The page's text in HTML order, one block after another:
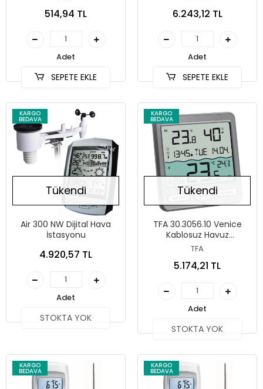
514,94 TL
Adet
SEPETE EKLE
6.243,12 TL
Adet
SEPETE EKLE
KARGO
BEDAVA
Tükendi
Air 300 NW Dijital Hava
İstasyonu
4.920,57 TL
Adet
STOKTA YOK
KARGO
BEDAVA
Tükendi
TFA 30.3056.10 Venice
Kablosuz Havuz
Termometresi
TFA
5.174,21 TL
Adet
STOKTA YOK
KARGO
BEDAVA
KARGO
BEDAVA